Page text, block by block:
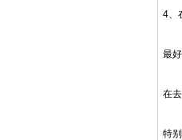
4、
最
在
特